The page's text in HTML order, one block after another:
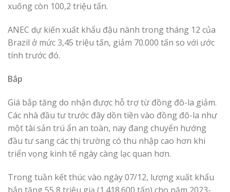
xuống còn 100,2 triệu tấn.
ANEC dự kiến ​​​​xuất khẩu đậu nành trong tháng 12 của
Brazil ở mức 3,45 triệu tấn, giảm 70.000 tấn so với ước
tính trước đó.
Bắp
Giá bắp tăng do nhận được hỗ trợ từ đồng đô-la giảm.
Các nhà đầu tư trước đây dồn tiền vào đồng đô-la như
một tài sản trú ẩn an toàn, nay đang chuyển hướng
đầu tư sang các thị trường có thu nhập cao hơn khi
triển vọng kinh tế ngày càng lạc quan hơn.
Trong tuần kết thúc vào ngày 07/12, lượng xuất khẩu
bắp tăng 55,8 triệu giạ (1.418.600 tấn) cho năm 2023-